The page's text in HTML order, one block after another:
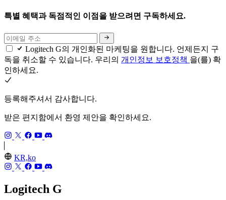
특별 혜택과 독점적인 이점을 받으려면 구독하세요.
Logitech G의 개인화된 마케팅을 원합니다. 언제든지 구
독을 취소할 수 있습니다. 우리의 개인정보 보호정책 을(를) 확
인하세요.
등록해주셔서 감사합니다.
받은 편지함에서 환영 제안을 확인하세요.
KR,ko
Logitech G